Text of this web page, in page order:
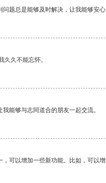
题总是能够及时解决，让我能够安心
久久不能忘怀。
能够与志同道合的朋友一起交流。
可以增加一些新功能。比如，可以